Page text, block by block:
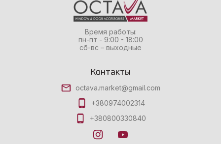
Время работы:
пн-пт - 9:00 - 18:00
сб-вс – выходные
Контакты
octava.market@gmail.com
+380974002314
+380800330840